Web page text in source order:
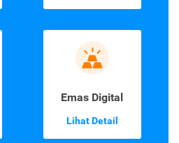
Emas Digital
Lihat Detail